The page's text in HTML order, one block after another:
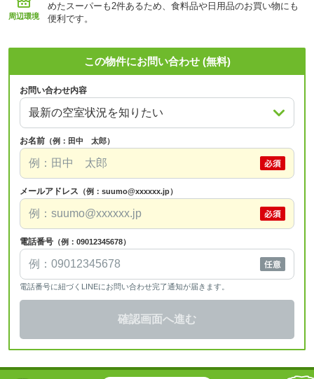
周辺環境
めたスーパーも2件あるため、食料品や日用品のお買い物にも
便利です。
この物件にお問い合わせ (無料)
お問い合わせ内容
お名前 （例：田中 太郎）
メールアドレス （例：suumo@xxxxxx.jp）
電話番号 （例：09012345678）
電話番号に紐づくLINEにお問い合わせ完了通知が届きます。
確認画面へ進む